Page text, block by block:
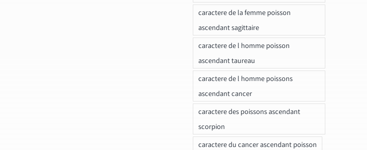
caractere de la femme poisson
ascendant sagittaire
caractere de l homme poisson
ascendant taureau
caractere de l homme poissons
ascendant cancer
caractere des poissons ascendant
scorpion
caractere du cancer ascendant poisson